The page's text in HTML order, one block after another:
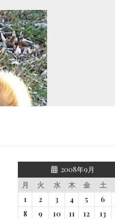
2008年9月
月
火 水 木 金 土
1
2 3 4 5 6
8
9 10 11 12 13